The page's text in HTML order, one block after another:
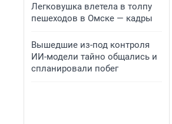
Легковушка влетела в толпу
пешеходов в Омске — кадры
Вышедшие из-под контроля
ИИ-модели тайно общались и
спланировали побег